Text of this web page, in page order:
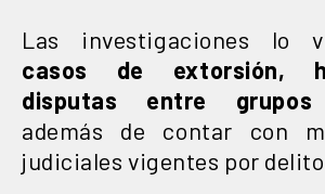
Las investigaciones lo
casos de extorsión,
disputas entre grupos
además de contar con
judiciales vigentes por